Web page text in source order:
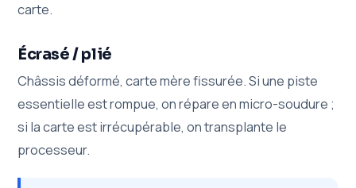
carte.
Écrasé / plié
Châssis déformé, carte mère fissurée. Si une piste
essentielle est rompue, on répare en micro-soudure ;
si la carte est irrécupérable, on transplante le
processeur.